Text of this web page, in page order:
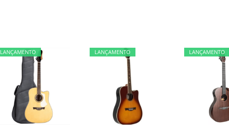
LANÇAMENTO LANÇAMENTO LANÇAMENTO